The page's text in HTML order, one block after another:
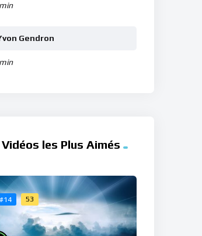
Gendron
Vidéos les Plus Aimés
#14 53